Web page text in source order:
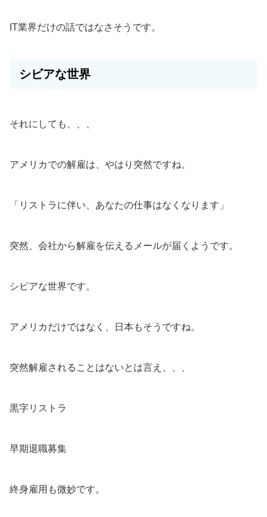
IT業界だけの話ではなさそうです。
シビアな世界
それにしても、、、
アメリカでの解雇は、やはり突然ですね。
「リストラに伴い、あなたの仕事はなくなります」
突然、会社から解雇を伝えるメールが届くようです。
シビアな世界です。
アメリカだけではなく、日本もそうですね。
突然解雇されることはないとは言え、、、
黒字リストラ
早期退職募集
終身雇用も微妙です。